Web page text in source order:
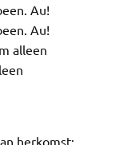
Au!
Au!
alleen
herkomst: